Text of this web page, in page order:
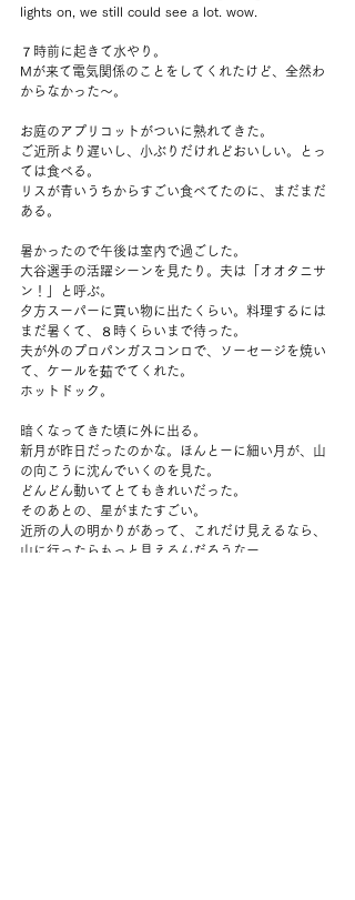
lights on, we still could see a lot. wow.
７時前に起きて水やり。
Mが来て電気関係のことをしてくれたけど、全然わ
からなかった〜。
お庭のアプリコットがついに熟れてきた。
ご近所より遅いし、小ぶりだけれどおいしい。とっ
ては食べる。
リスが青いうちからすごい食べてたのに、まだまだ
ある。
暑かったので午後は室内で過ごした。
大谷選手の活躍シーンを見たり。夫は「オオタニサ
ン！」と呼ぶ。
夕方スーパーに買い物に出たくらい。料理するには
まだ暑くて、８時くらいまで待った。
夫が外のプロパンガスコンロで、ソーセージを焼い
て、ケールを茹でてくれた。
ホットドック。
暗くなってきた頃に外に出る。
新月が昨日だったのかな。ほんとーに細い月が、山
の向こうに沈んでいくのを見た。
どんどん動いてとてもきれいだった。
そのあとの、星がまたすごい。
近所の人の明かりがあって、これだけ見えるなら、
山に行ったらもっと見えるんだろうなー。